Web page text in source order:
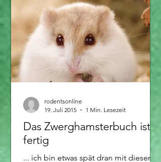
Das Zwerghamsterbuch ist
fertig
... ich bin etwas spät dran mit diesem
rodentsonline
19. Juli 2015
1 Min. Lesezeit